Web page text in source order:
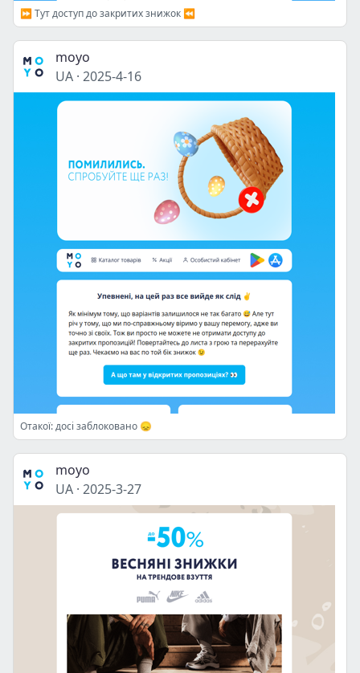
⏩ Тут доступ до закритих знижок ⏪
moyo
UA · 2025-4-16
Отакої: досі заблоковано 😞
moyo
UA · 2025-3-27